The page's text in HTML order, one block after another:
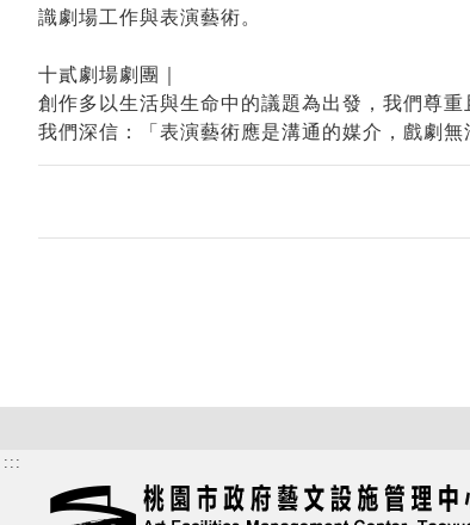
識劇場工作與表演藝術。
十貳劇場劇團｜
創作多以生活與生命中的議題為出發，我們尊
我們深信：「表演藝術應是溝通的媒介，戲劇無
:::